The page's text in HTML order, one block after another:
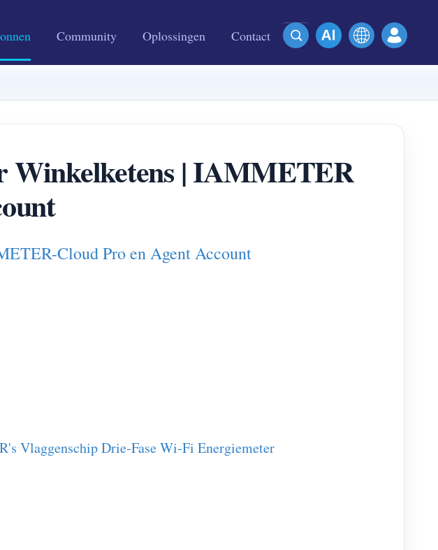
Community Oplossingen Contact
Winkelketens | IAMMETER
Cloud Pro en Agent Account
Vlaggenschip Drie-Fase Wi-Fi Energiemeter